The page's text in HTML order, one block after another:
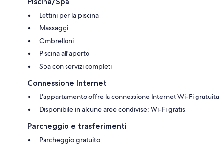
Lettini per la piscina
Massaggi
Ombrelloni
Piscina all'aperto
Spa con servizi completi
Connessione Internet
L'appartamento offre la connessione Internet Wi-Fi gratuita
Disponibile in alcune aree condivise: Wi-Fi gratis
Parcheggio e trasferimenti
Parcheggio gratuito